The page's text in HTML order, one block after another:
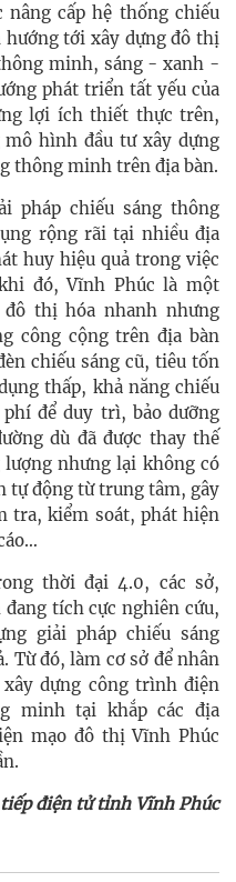
nâng cấp hệ thống chiếu
hướng tới xây dựng đô thị
minh, sáng - xanh -
phát triển tất yếu của
lợi ích thiết thực trên,
hình đầu tư xây dựng
thông minh trên địa bàn.
pháp chiếu sáng thông
rộng rãi tại nhiều địa
huy hiệu quả trong việc
đó, Vĩnh Phúc là một
thị hóa nhanh nhưng
công cộng trên địa bàn
chiếu sáng cũ, tiêu tốn
thấp, khả năng chiếu
để duy trì, bảo dưỡng
dù đã được thay thế
nhưng lại không có
tự động từ trung tâm, gây
tra, kiểm soát, phát hiện
thời đại 4.0, các sở,
tích cực nghiên cứu,
giải pháp chiếu sáng
Từ đó, làm cơ sở để nhân
dựng công trình điện
minh tại khắp các địa
mạo đô thị Vĩnh Phúc
điện tử tỉnh Vĩnh Phúc